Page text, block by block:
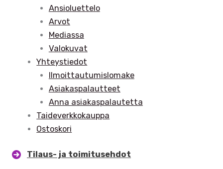
Ansioluettelo
Arvot
Mediassa
Valokuvat
Yhteystiedot
Ilmoittautumislomake
Asiakaspalautteet
Anna asiakaspalautetta
Taideverkkokauppa
Ostoskori
Tilaus- ja toimitusehdot